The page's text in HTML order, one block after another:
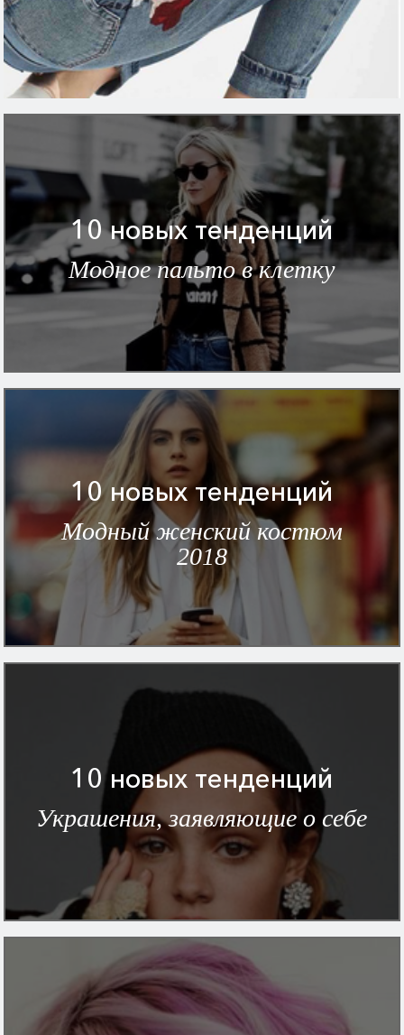
10 новых тенденций
Модное пальто в клетку
10 новых тенденций
Модный женский костюм
2018
10 новых тенденций
Украшения, заявляющие о себе